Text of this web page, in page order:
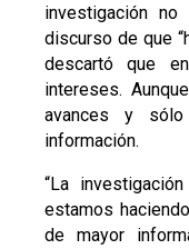
investigación
discurso de que
descartó que
intereses.
avances y
información.
“La
estamos
de mayor